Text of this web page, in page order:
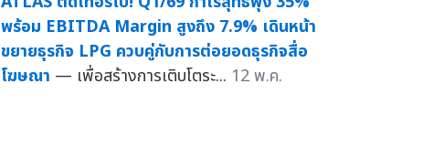
พร้อม EBITDA Margin สูงถึง 7.9% เดินหน้า
ขยายธุรกิจ LPG ควบคู่กับการต่อยอดธุรกิจสื่อ
โฆษณา — เพื่อสร้างการเติบโตระ... 12 พ.ค.